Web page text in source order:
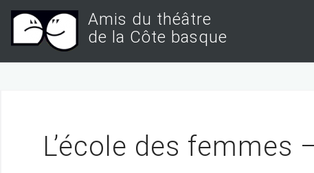
Amis du théâtre
de la Côte basque
L’école des